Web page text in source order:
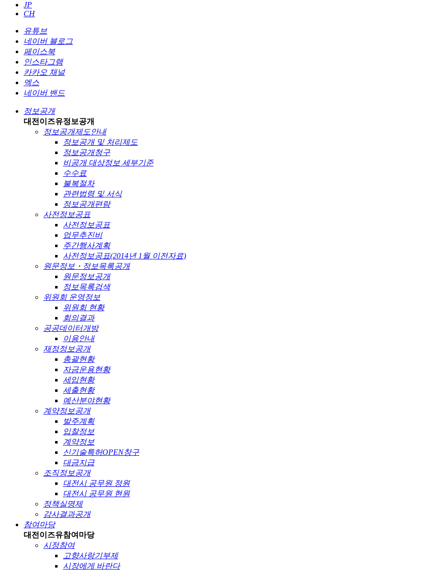
JP
CH
유튜브
네이버 블로그
페이스북
인스타그램
카카오 채널
엑스
네이버 밴드
정보공개
대전이즈유정보공개
정보공개제도안내
정보공개 및 처리제도
정보공개청구
비공개 대상정보 세부기준
수수료
불복절차
관련법령 및 서식
정보공개편람
사전정보공표
사전정보공표
업무추진비
주간행사계획
사전정보공표(2014년 1월 이전자료)
원문정보・정보목록공개
원문정보공개
정보목록검색
위원회 운영정보
위원회 현황
회의결과
공공데이터개방
이용안내
재정정보공개
총괄현황
자금운용현황
세입현황
세출현황
예산분야현황
계약정보공개
발주계획
입찰정보
계약정보
신기술특허OPEN창구
대금지급
조직정보공개
대전시 공무원 정원
대전시 공무원 현원
정책실명제
감사결과공개
참여마당
대전이즈유참여마당
시정참여
고향사랑기부제
시장에게 바란다